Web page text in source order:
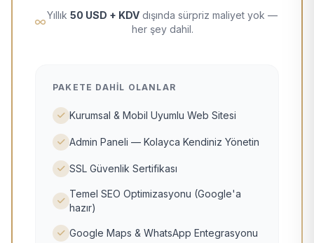
Yıllık 50 USD + KDV dışında sürpriz maliyet yok —
her şey dahil.
PAKETE DAHIL OLANLAR
Kurumsal & Mobil Uyumlu Web Sitesi
Admin Paneli — Kolayca Kendiniz Yönetin
SSL Güvenlik Sertifikası
Temel SEO Optimizasyonu (Google'a
hazır)
Google Maps & WhatsApp Entegrasyonu